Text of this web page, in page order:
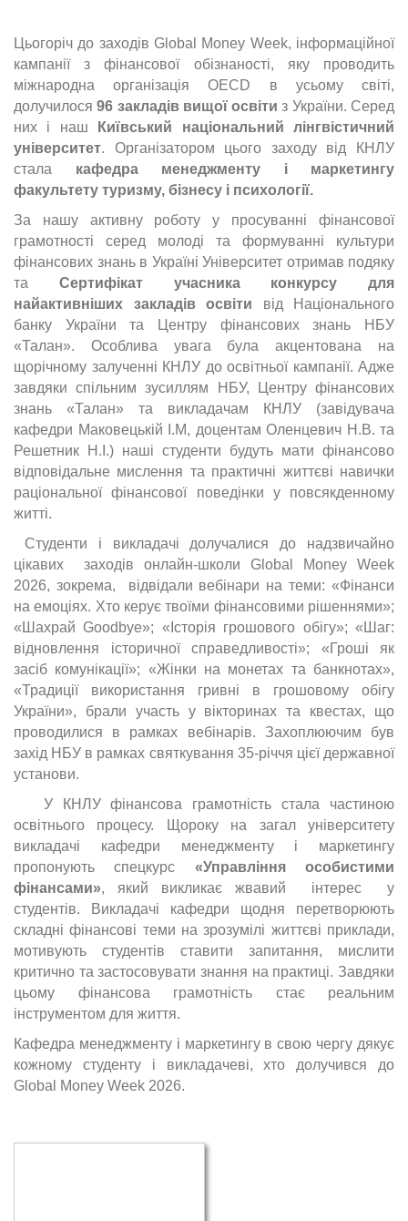
Цьогоріч до заходів Global Money Week, інформаційної
кампанії з фінансової обізнаності, яку проводить
міжнародна організація OECD в усьому світі,
долучилося96 закладів вищої освіти з України. Серед
них і наш
Київський національний лінгвістичний
університет. Організатором цього заходу від КНЛУ
стала кафедра менеджменту і маркетингу
факультету туризму, бізнесу і психології.
За нашу активну роботу у просуванні фінансової
грамотності серед молоді та формуванні культури
фінансових знань в Україні Університет отримав подяку
та Сертифікат учасника конкурсу для
найактивніших закладів освіти від Національного
банку України та Центру фінансових знань НБУ
«Талан». Особлива увага була акцентована на
щорічному залученні КНЛУ до освітньої кампанії. Адже
завдяки спільним зусиллям НБУ, Центру фінансових
знань «Талан» та викладачам КНЛУ (завідувача
кафедри Маковецькій І.М, доцентам Оленцевич Н.В. та
Решетник Н.І.) наші студенти будуть мати фінансово
відповідальне мислення та практичні життєві навички
раціональної фінансової поведінки у повсякденному
житті.
Студенти і викладачі долучалися до надзвичайно
цікавих заходів онлайн-школи Global Money Week
2026, зокрема, відвідали вебінари на теми: «Фінанси
на емоціях. Хто керує твоїми фінансовими рішеннями»;
«Шахрай Goodbye»; «Історія грошового обігу»; «Шаг:
відновлення історичної справедливості»; «Гроші як
засіб комунікації»; «Жінки на монетах та банкнотах»,
«Традиції використання гривні в грошовому обігу
України», брали участь у вікторинах та квестах, що
проводилися в рамках вебінарів. Захоплюючим був
захід НБУ в рамках святкування 35-річчя цієї державної
установи.
У КНЛУ фінансова грамотність стала частиною
освітнього процесу. Щороку на загал університету
викладачі кафедри менеджменту і маркетингу
пропонують спецкурс «Управління особистими
фінансами», який викликає жвавий інтерес у
студентів. Викладачі кафедри щодня перетворюють
складні фінансові теми на зрозумілі життєві приклади,
мотивують студентів ставити запитання, мислити
критично та застосовувати знання на практиці. Завдяки
цьому фінансова грамотність стає реальним
інструментом для життя.
Кафедра менеджменту і маркетингу в свою чергу дякує
кожному студенту і викладачеві, хто долучився до
Global Money Week 2026.